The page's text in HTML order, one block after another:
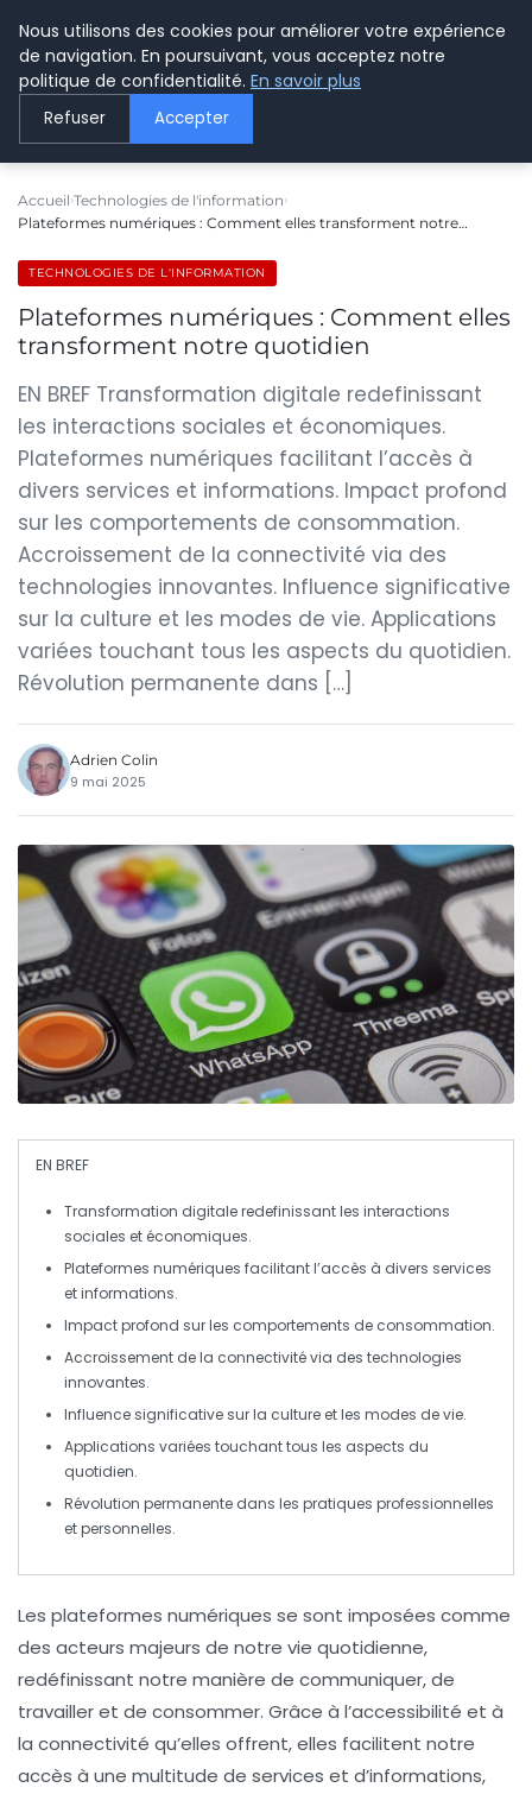
LE WEBMARKETING
Accueil Technologies de l'information
Plateformes numériques : Comment elles transforment notre…
TECHNOLOGIES DE L'INFORMATION
Plateformes numériques : Comment elles
transforment notre quotidien
EN BREF Transformation digitale redefinissant
les interactions sociales et économiques.
Plateformes numériques facilitant l’accès à
divers services et informations. Impact profond
sur les comportements de consommation.
Accroissement de la connectivité via des
technologies innovantes. Influence significative
sur la culture et les modes de vie. Applications
variées touchant tous les aspects du quotidien.
Révolution permanente dans […]
Adrien Colin
9 mai 2025
EN BREF
Transformation digitaleredefinissant les interactions
sociales et économiques.
Plateformes numériques facilitant l’accès à divers services
et informations.
Impact profond sur les comportements de consommation.
Accroissement de la connectivitévia des technologies
innovantes.
Influence significative sur la culture et les modes de vie.
Applications variées touchant tous les aspects du
quotidien.
Révolution permanente dans les pratiques professionnelles
et personnelles.
Les plateformes numériques se sont imposées comme
des acteurs majeurs de notre vie quotidienne,
redéfinissant notre manière de communiquer, de
travailler et de consommer. Grâce à l’accessibilité et à
la connectivité qu’elles offrent, elles facilitent notre
accès à une multitude de services et d’informations,
Nous utilisons des cookies pour améliorer votre expérience
de navigation. En poursuivant, vous acceptez notre
politique de confidentialité. En savoir plus
Refuser Accepter